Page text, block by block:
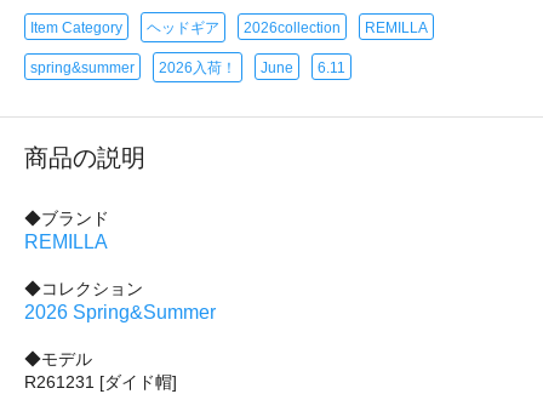
Item Category ヘッドギア 2026collection REMILLA
spring&summer 2026入荷！ June 6.11
商品の説明
◆ブランド
REMILLA
◆コレクション
2026 Spring&Summer
◆モデル
R261231 [ダイド帽]